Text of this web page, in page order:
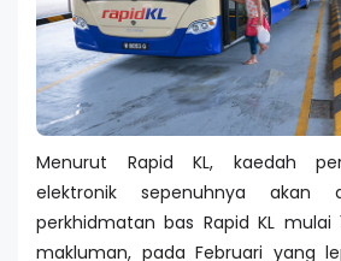
Menurut Rapid KL, kaedah
elektronik sepenuhnya akan
perkhidmatan bas Rapid KL mulai
makluman, pada Februari yang